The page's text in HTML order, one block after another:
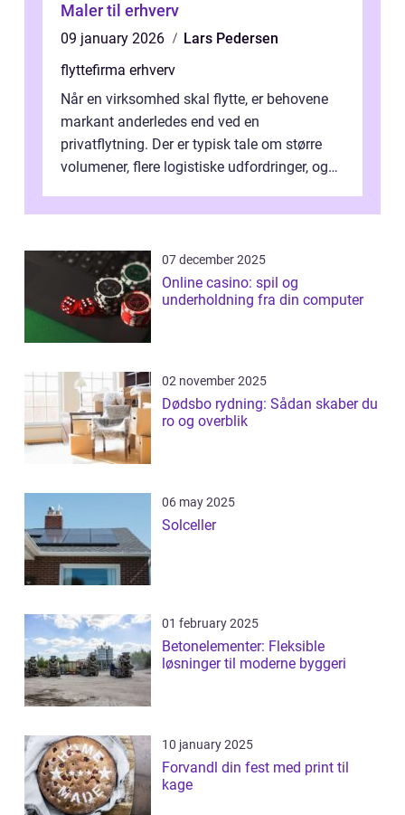
Maler til erhverv
09 january 2026
Lars Pedersen
flyttefirma erhverv
Når en virksomhed skal flytte, er behovene
markant anderledes end ved en
privatflytning. Der er typisk tale om større
volumener, flere logistiske udfordringer, og
07 december 2025
Online casino: spil og
underholdning fra din computer
02 november 2025
Dødsbo rydning: Sådan skaber du
ro og overblik
06 may 2025
Solceller
01 february 2025
Betonelementer: Fleksible
løsninger til moderne byggeri
10 january 2025
Forvandl din fest med print til
kage